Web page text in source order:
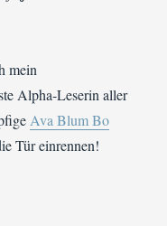
mein
Alpha-Leserin aller
Ava Blum Bo
Tür einrennen!
Tag 16 | Partner in